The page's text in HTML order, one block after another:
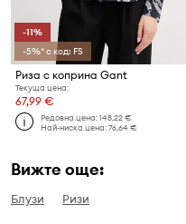
-11%
-5%* с код: FS
Риза с коприна Gant
Текуща цена:
67,99 €
Редовна цена:148,22 €
Най-ниска цена:76,64 €
Вижте още:
Блузи Ризи